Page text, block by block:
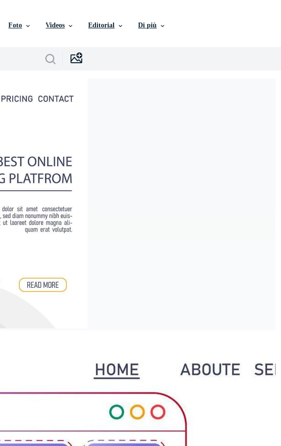
Foto Videos Editorial Di più